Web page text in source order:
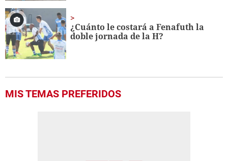
¿Cuánto le costará a Fenafuth la
doble jornada de la H?
MIS TEMAS PREFERIDOS